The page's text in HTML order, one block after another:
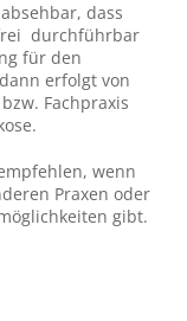
dass
durchführbar
für den
erfolgt von
Fachpraxis
wenn
Praxen oder
gibt.